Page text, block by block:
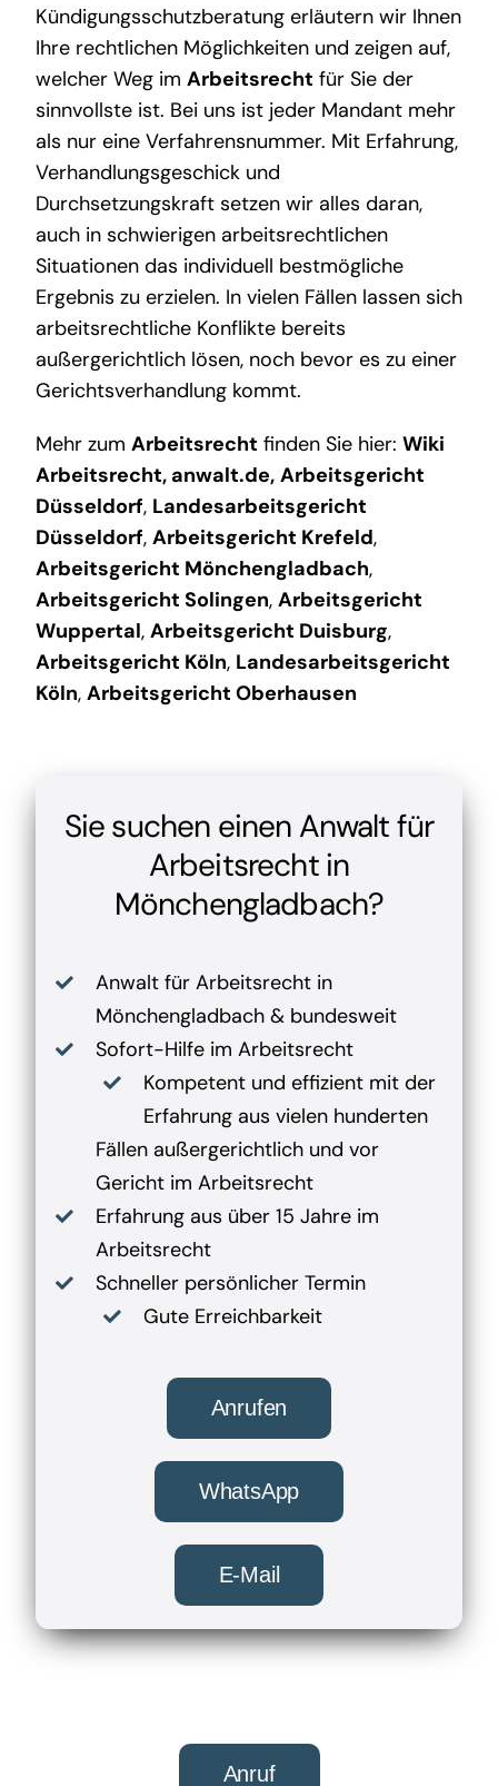
Kündigungsschutzberatung erläutern wir Ihnen
Ihre rechtlichen Möglichkeiten und zeigen auf,
welcher Weg im Arbeitsrecht für Sie der
sinnvollste ist. Bei uns ist jeder Mandant mehr
als nur eine Verfahrensnummer. Mit Erfahrung,
Verhandlungsgeschick und
Durchsetzungskraft setzen wir alles daran,
auch in schwierigen arbeitsrechtlichen
Situationen das individuell bestmögliche
Ergebnis zu erzielen. In vielen Fällen lassen sich
arbeitsrechtliche Konflikte bereits
außergerichtlich lösen, noch bevor es zu einer
Gerichtsverhandlung kommt.
Mehr zum Arbeitsrecht finden Sie hier: Wiki
Arbeitsrecht, anwalt.de, Arbeitsgericht
Düsseldorf, Landesarbeitsgericht
Düsseldorf, Arbeitsgericht Krefeld,
Arbeitsgericht Mönchengladbach,
Arbeitsgericht Solingen, Arbeitsgericht
Wuppertal, Arbeitsgericht Duisburg,
Arbeitsgericht Köln, Landesarbeitsgericht
Köln, Arbeitsgericht Oberhausen
Sie suchen einen Anwalt für
Arbeitsrecht in
Mönchengladbach?
Anwalt für Arbeitsrecht in
Mönchengladbach & bundesweit
Sofort-Hilfe im Arbeitsrecht
Kompetent und effizient mit der
Erfahrung aus vielen hunderten
Fällen außergerichtlich und vor
Gericht im Arbeitsrecht
Erfahrung aus über 15 Jahre im
Arbeitsrecht
Schneller persönlicher Termin
Gute Erreichbarkeit
Anrufen
WhatsApp
E-Mail
Anruf